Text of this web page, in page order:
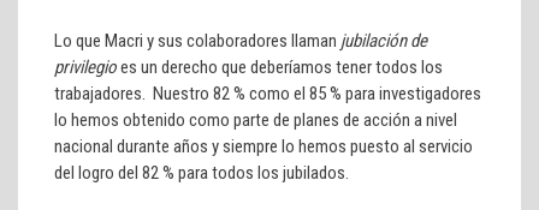
Lo que Macri y sus colaboradores llaman jubilación de
privilegioes un derecho que deberíamos tener todos los
trabajadores. Nuestro 82 % como el 85 % para investigadores
lo hemos obtenido como parte de planes de acción a nivel
nacional durante años y siempre lo hemos puesto al servicio
del logro del 82 % para todos los jubilados.